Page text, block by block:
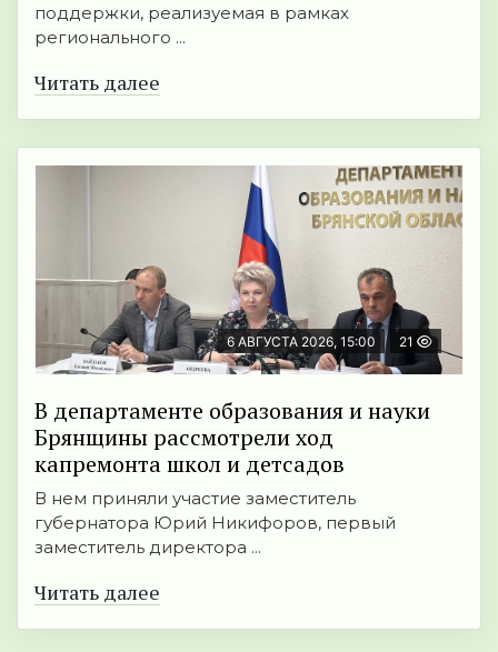
поддержки, реализуемая в рамках
регионального ...
Читать далее
6 АВГУСТА 2026, 15:00 21
В департаменте образования и науки
Брянщины рассмотрели ход
капремонта школ и детсадов
В нем приняли участие заместитель
губернатора Юрий Никифоров, первый
заместитель директора ...
Читать далее